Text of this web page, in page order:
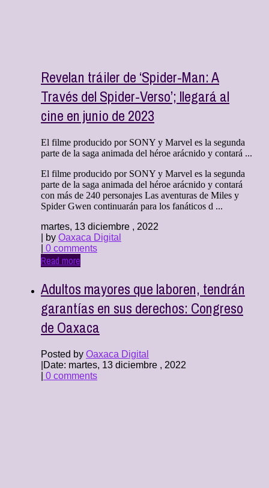
Revelan tráiler de ‘Spider-Man: A
Través del Spider-Verso’; llegará al
cine en junio de 2023
El filme producido por SONY y Marvel es la segunda
parte de la saga animada del héroe arácnido y contará ...
El filme producido por SONY y Marvel es la segunda
parte de la saga animada del héroe arácnido y contará
con más de 240 personajes Las aventuras de Miles y
Spider Gwen continuarán para los fanáticos d ...
martes, 13 diciembre , 2022
| by Oaxaca Digital
0 comments
Read more
Adultos mayores que laboren, tendrán
garantías en sus derechos: Congreso
de Oaxaca
Posted by Oaxaca Digital
Date: martes, 13 diciembre , 2022
0 comments